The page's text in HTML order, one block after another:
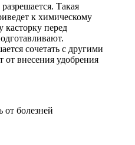
Такая
к химическому
касторку перед
сочетать с другими
от внесения удобрения
болезней